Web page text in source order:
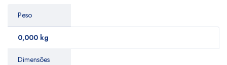
Peso
0,000 kg
Dimensões